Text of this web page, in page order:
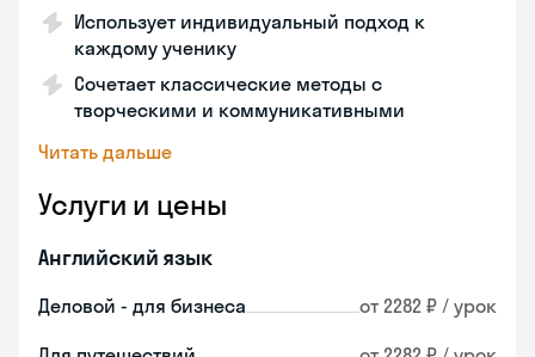
Использует индивидуальный подход к
каждому ученику
Сочетает классические методы с
творческими и коммуникативными
Читать дальше
Услуги и цены
Английский язык
Деловой - для бизнеса от 2282 ₽ / урок